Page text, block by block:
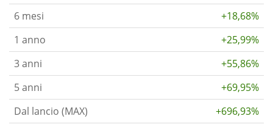
6 mesi
+18,68%
1 anno
+25,99%
3 anni
+55,86%
5 anni
+69,95%
Dal lancio (MAX)
+696,93%